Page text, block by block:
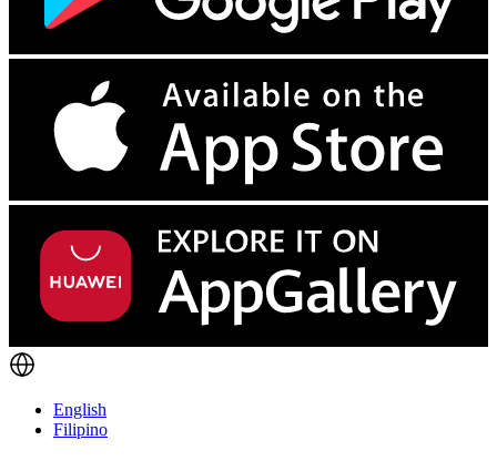
English
Filipino